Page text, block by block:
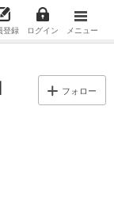
登録 ログイン メニュー
フォロー